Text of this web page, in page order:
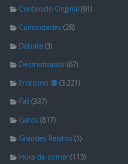
Contenido Original (91)
Curiosidades (28)
Debate (3)
Desmotivador (67)
Erotismo 🔞 (3.221)
Fail (337)
Gatos (817)
Grandes Relatos (1)
Hora de comer (113)